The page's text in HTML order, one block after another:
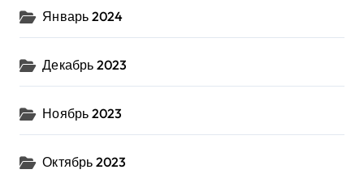
Январь 2024
Декабрь 2023
Ноябрь 2023
Октябрь 2023